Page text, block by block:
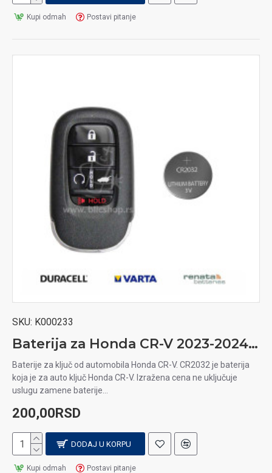
Kupi odmah Postavi pitanje
SKU: K000233
Baterija za Honda CR-V 2023-2024 auto ključ
Baterije za ključ od automobila Honda CR-V. CR2032 je baterija
koja je za auto ključ Honda CR-V. Izražena cena ne uključuje
uslugu zamene baterije...
200,00RSD
DODAJ U KORPU
Kupi odmah Postavi pitanje